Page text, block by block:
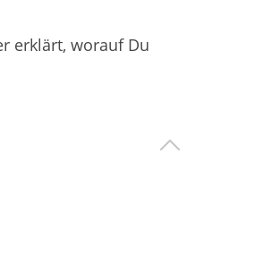
erklärt, worauf Du